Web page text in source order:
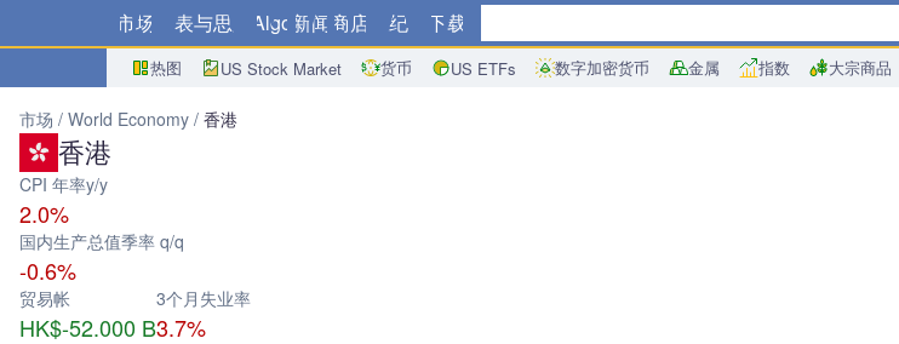
市场 图表与思路 Algo 新闻 商店 经纪商 下载
热图 US Stock Market 货币 US ETFs 数字加密货币 金属 指数 大宗商品
市场 World Economy 香港
香港
CPI 年率y/y
2.0%
国内生产总值季率 q/q
-0.6%
贸易帐
HK$-52.000 B
3个月失业率
3.7%